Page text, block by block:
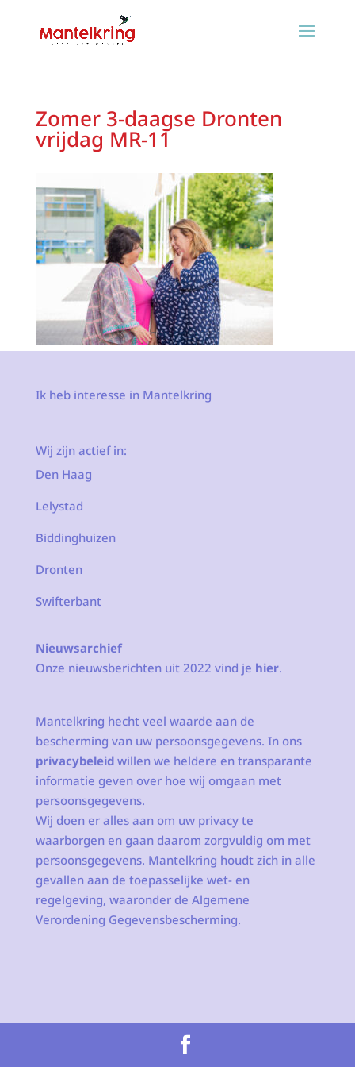
Zomer 3-daagse Dronten
vrijdag MR-11
Ik heb interesse in Mantelkring
Wij zijn actief in:
Den Haag
Lelystad
Biddinghuizen
Dronten
Swifterbant
Nieuwsarchief
Onze nieuwsberichten uit 2022 vind je hier.
Mantelkring hecht veel waarde aan de
bescherming van uw persoonsgegevens. In ons
privacybeleidwillen we heldere en transparante
informatie geven over hoe wij omgaan met
persoonsgegevens.
Wij doen er alles aan om uw privacy te
waarborgen en gaan daarom zorgvuldig om met
persoonsgegevens. Mantelkring houdt zich in alle
gevallen aan de toepasselijke wet- en
regelgeving, waaronder de Algemene
Verordening Gegevensbescherming.